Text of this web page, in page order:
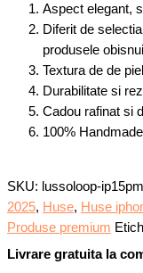
Aspect elegant,
Diferit de
produsele
Textura de de
Durabilitate si
Cadou rafinat si
100%
SKU: lussoloop-
2025, Huse, Huse
Produse premium
Livrare gratuita la